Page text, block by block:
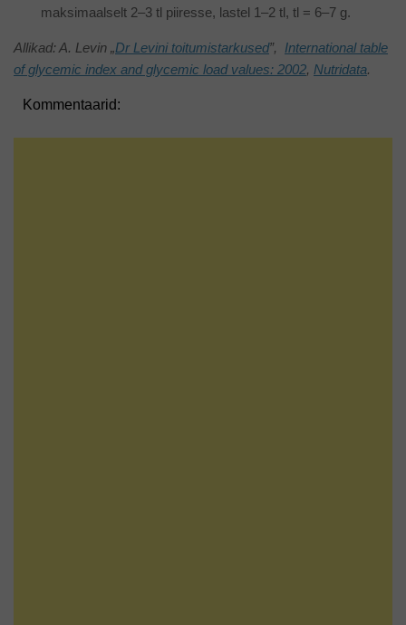
maksimaalselt 2–3 tl piiresse, lastel 1–2 tl, tl = 6–7 g.
Allikad: A. Levin „Dr Levini toitumistarkused”, International table
of glycemic index and glycemic load values: 2002, Nutridata.
Kommentaarid: